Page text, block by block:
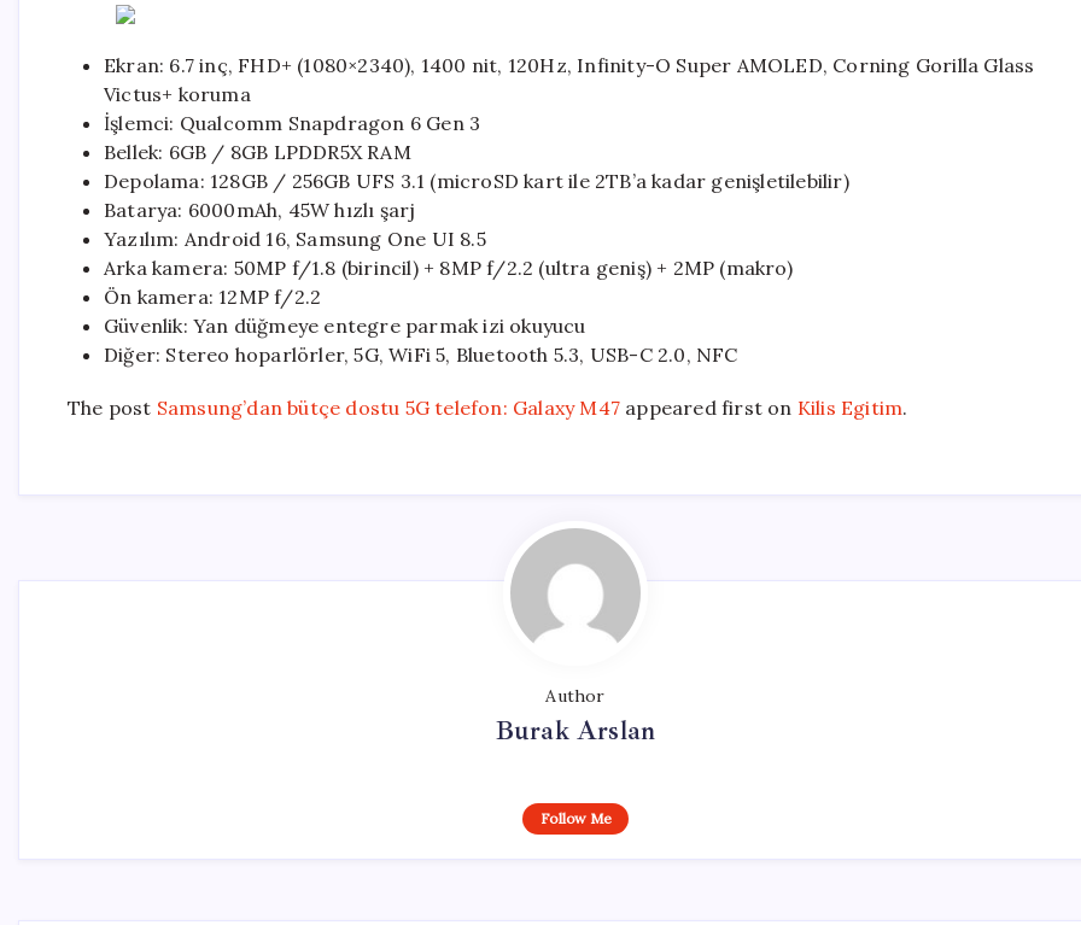
Ekran: 6.7 inç, FHD+ (1080×2340), 1400 nit, 120Hz, Infinity-O Super AMOLED, Corning Gorilla Glass
Victus+ koruma
İşlemci: Qualcomm Snapdragon 6 Gen 3
Bellek: 6GB / 8GB LPDDR5X RAM
Depolama: 128GB / 256GB UFS 3.1 (microSD kart ile 2TB’a kadar genişletilebilir)
Batarya: 6000mAh, 45W hızlı şarj
Yazılım: Android 16, Samsung One UI 8.5
Arka kamera: 50MP f/1.8 (birincil) + 8MP f/2.2 (ultra geniş) + 2MP (makro)
Ön kamera: 12MP f/2.2
Güvenlik: Yan düğmeye entegre parmak izi okuyucu
Diğer: Stereo hoparlörler, 5G, WiFi 5, Bluetooth 5.3, USB-C 2.0, NFC
The post Samsung’dan bütçe dostu 5G telefon: Galaxy M47 appeared first on Kilis Egitim.
Author
Burak Arslan
Follow Me